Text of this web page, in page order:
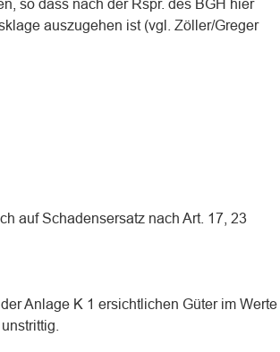
so dass nach der Rspr. des BGH hier
auszugehen ist (vgl. Zöller/Greger
auf Schadensersatz nach Art. 17, 23
Anlage K 1 ersichtlichen Güter im Werte